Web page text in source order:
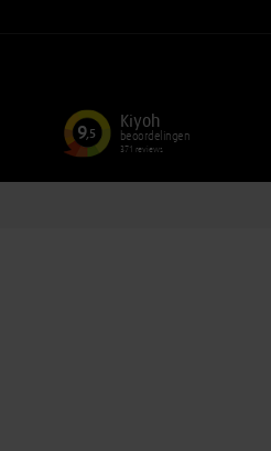
9,5
Kiyoh
beoordelingen
371 reviews